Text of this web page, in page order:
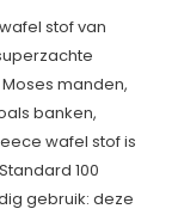
stof van
manden,
banken,
wafel stof is
100
gebruik: deze